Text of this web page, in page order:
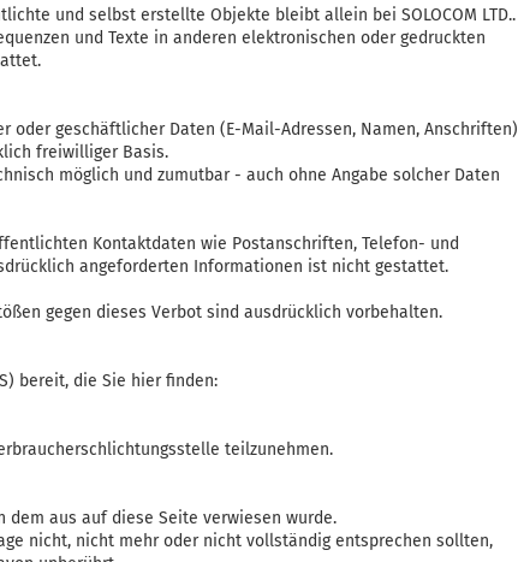
und selbst erstellte Objekte bleibt allein bei SOLOCOM LTD..
und Texte in anderen elektronischen oder gedruckten
geschäftlicher Daten (E-Mail-Adressen, Namen, Anschriften)
freiwilliger Basis.
möglich und zumutbar - auch ohne Angabe solcher Daten
Kontaktdaten wie Postanschriften, Telefon- und
angeforderten Informationen ist nicht gestattet.
gegen dieses Verbot sind ausdrücklich vorbehalten.
bereit, die Sie hier finden:
teilzunehmen.
aus auf diese Seite verwiesen wurde.
nicht, nicht mehr oder nicht vollständig entsprechen sollten,